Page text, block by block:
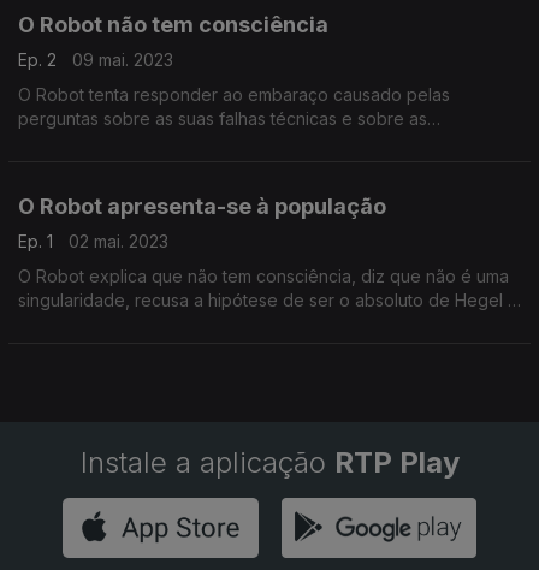
O Robot não tem consciência
Ep. 2
09 mai. 2023
O Robot tenta responder ao embaraço causado pelas
perguntas sobre as suas falhas técnicas e sobre as
O Robot apresenta-se à população
Ep. 1
02 mai. 2023
O Robot explica que não tem consciência, diz que não é uma
singularidade, recusa a hipótese de ser o absoluto de Hegel e
Instale a aplicação RTP Play